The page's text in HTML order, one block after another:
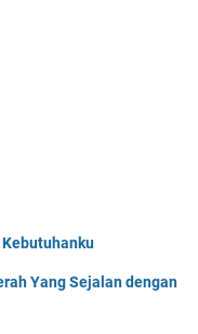
Kebutuhanku
Yang Sejalan dengan